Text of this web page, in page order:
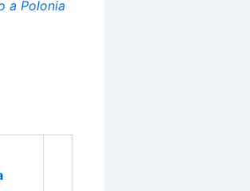
a Polonia